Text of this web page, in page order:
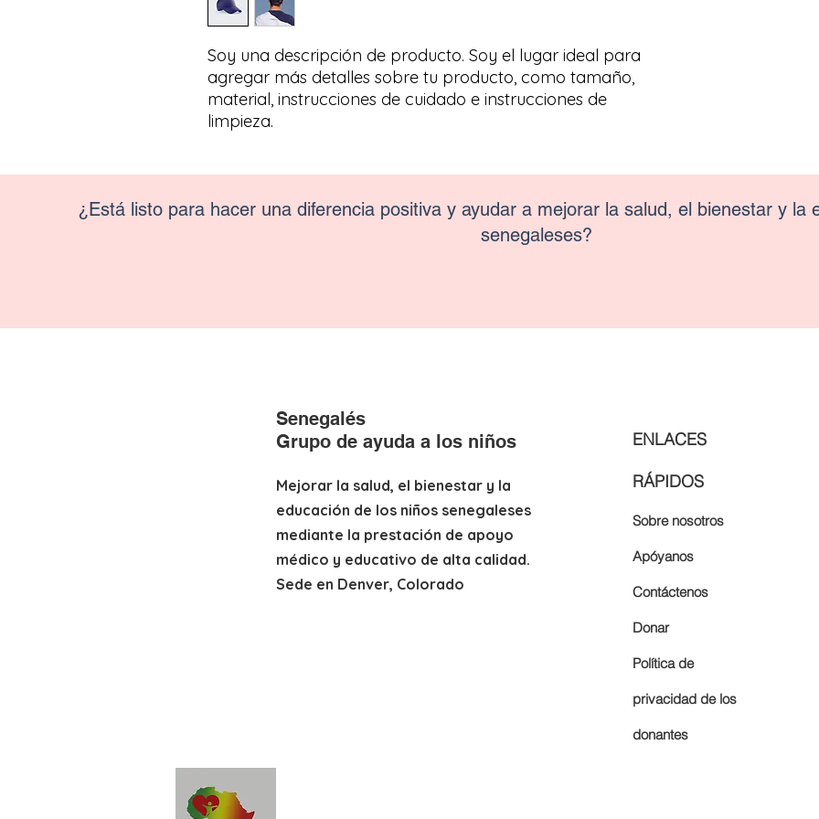
Soy una descripción de producto. Soy el lugar ideal para
agregar más detalles sobre tu producto, como tamaño,
material, instrucciones de cuidado e instrucciones de
limpieza.
¿Está listo para hacer una diferencia positiva y ayudar a mejorar la salud, el bienestar y la
senegaleses?
Senegalés
Grupo de ayuda a los niños
Mejorar la salud, el bienestar y la
educación de los niños senegaleses
mediante la prestación de apoyo
médico y educativo de alta calidad.
Sede en Denver, Colorado
ENLACES
RÁPIDOS
Sobre nosotros
Apóyanos
Contáctenos
Donar
Política de
privacidad de los
donantes